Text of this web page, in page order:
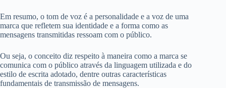
Em resumo, o tom de voz é a personalidade e a voz de uma
marca que refletem sua identidade e a forma como as
mensagens transmitidas ressoam com o público.
Ou seja, o conceito diz respeito à maneira como a marca se
comunica com o público através da linguagem utilizada e do
estilo de escrita adotado, dentre outras características
fundamentais de transmissão de mensagens.